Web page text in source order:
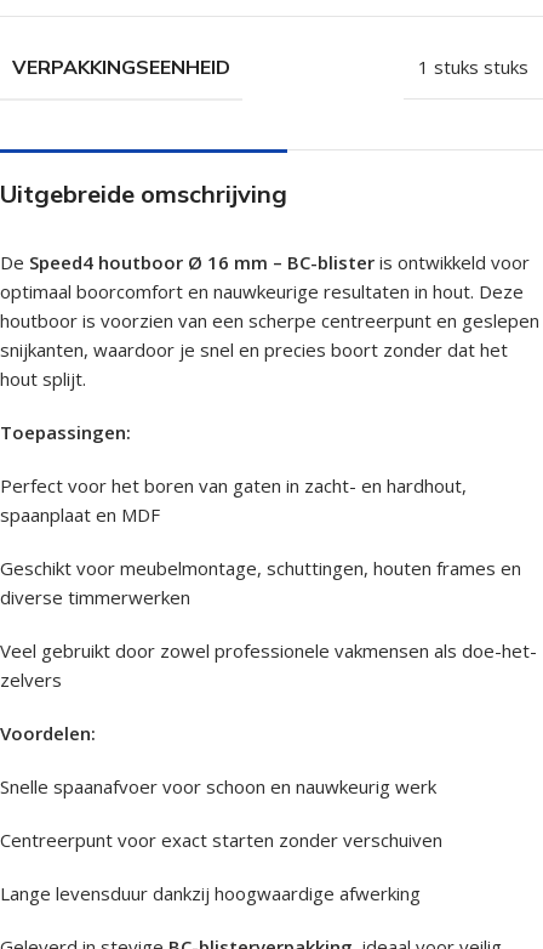
VERPAKKINGSEENHEID 1 stuks stuks
Uitgebreide omschrijving
De Speed4 houtboor Ø 16 mm – BC-blister is ontwikkeld voor
optimaal boorcomfort en nauwkeurige resultaten in hout. Deze
houtboor is voorzien van een scherpe centreerpunt en geslepen
snijkanten, waardoor je snel en precies boort zonder dat het
hout splijt.
Toepassingen:
Perfect voor het boren van gaten in zacht- en hardhout,
spaanplaat en MDF
Geschikt voor meubelmontage, schuttingen, houten frames en
diverse timmerwerken
Veel gebruikt door zowel professionele vakmensen als doe-het-
zelvers
Voordelen:
Snelle spaanafvoer voor schoon en nauwkeurig werk
Centreerpunt voor exact starten zonder verschuiven
Lange levensduur dankzij hoogwaardige afwerking